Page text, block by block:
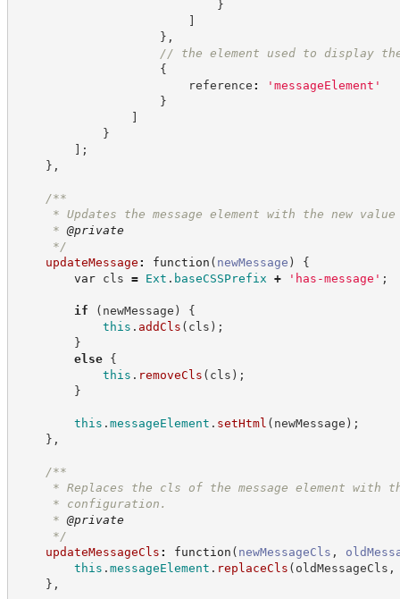
}
]
} ,
// the element used to display
{
reference : ' messageElement '
}
]
}
] ;
} ,
/**
* Updates the message element with the new
* @private
*/
updateMessage : function ( newMessage )
{
var cls = Ext . baseCSSPrefix + ' has-message ' ;
if ( newMessage )
{
this . addCls ( cls ) ;
}
else
{
this . removeCls ( cls ) ;
}
this . messageElement . setHtml ( newMessage ) ;
} ,
/**
* Replaces the cls of the message element with
* configuration.
* @private
*/
updateMessageCls : function ( newMessageCls ,
this . messageElement . replaceCls ( oldMessageCls ,
} ,